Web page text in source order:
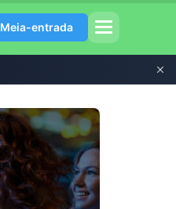
Meia-entrada